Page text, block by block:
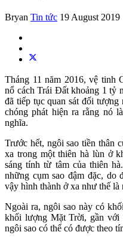
Bryan Tin tức 19 August 2019
Tháng 11 năm 2016, vệ tinh
nổ cách Trái Đất khoảng 1 tỷ
đã tiếp tục quan sát đối
chóng phát hiện ra rằng nó
nghĩa.
Trước hết, ngôi sao tiền thân
xa trong một thiên hà lùn ở
sáng tính từ tâm của thiên
những cụm sao đậm đặc, do
vậy hình thành ở xa như thế
Ngoài ra, ngôi sao này có
khối lượng Mặt Trời, gần với
ngôi sao có thể có được theo